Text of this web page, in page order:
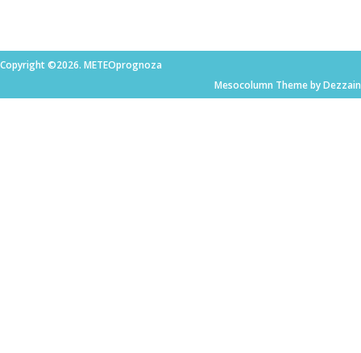
Copyright ©2026. METEOprognoza
Mesocolumn Theme by Dezzain